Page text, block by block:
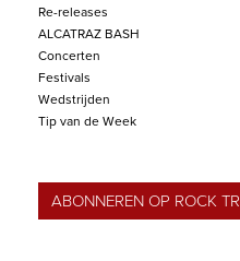
Re-releases
ALCATRAZ BASH
Concerten
Festivals
Wedstrijden
Tip van de Week
ABONNEREN OP ROCK